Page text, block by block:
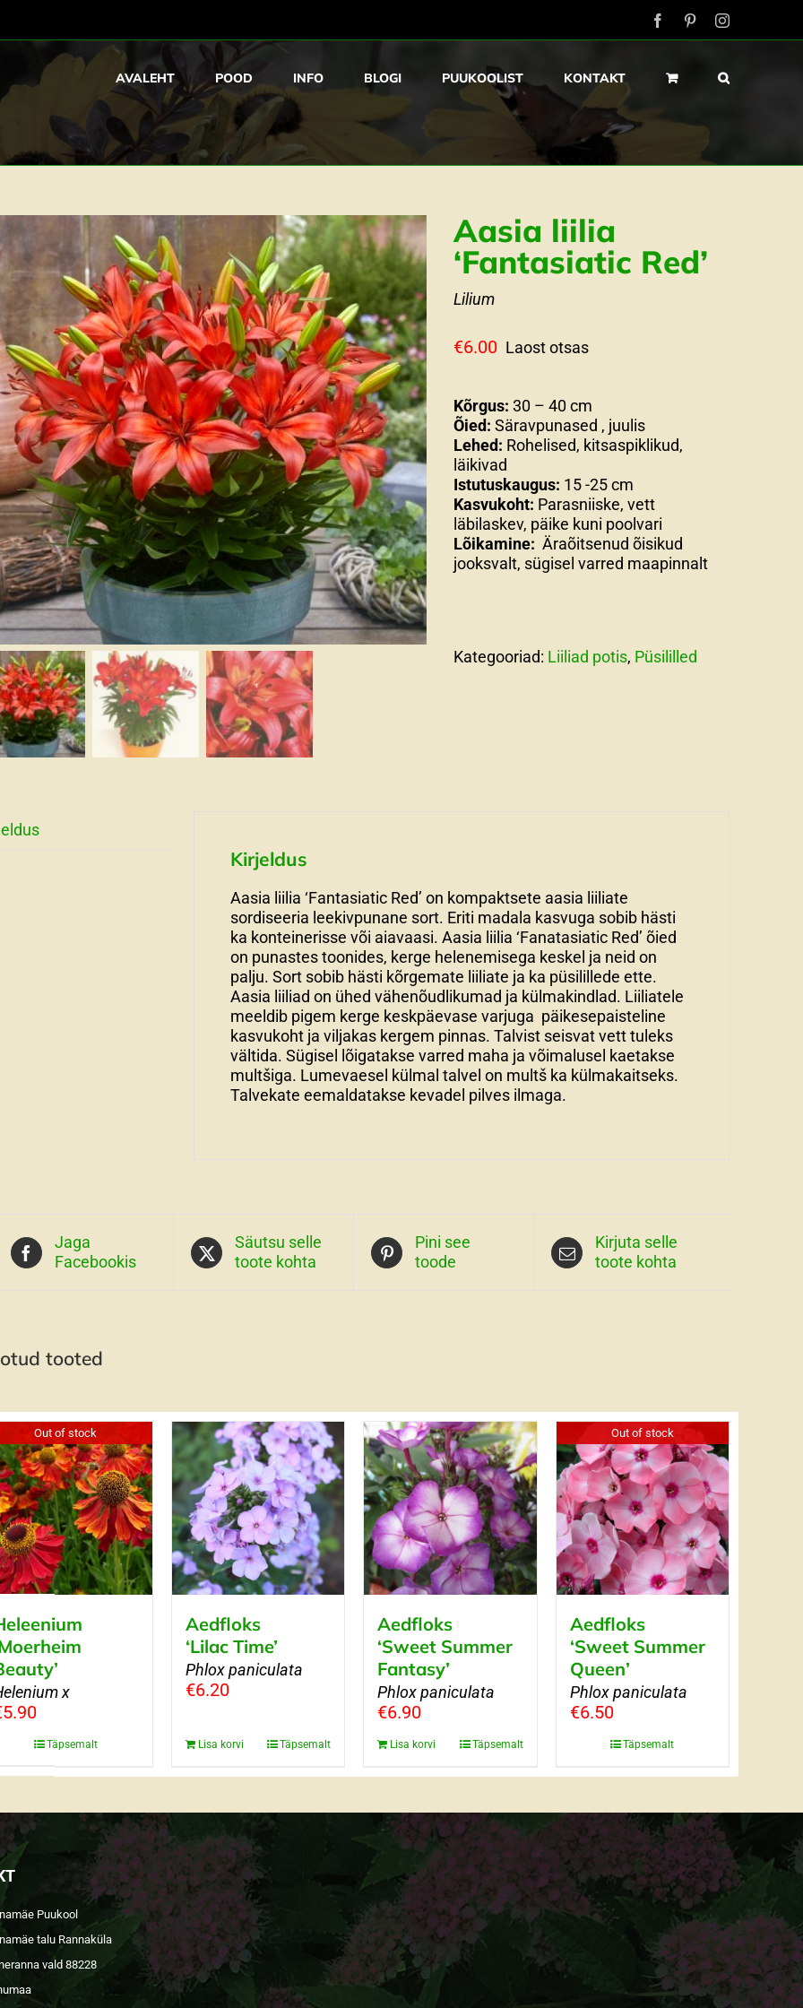
FacebookPinterestInstagram
AVALEHT POOD INFO BLOGI PUUKOOLIST KONTAKT
Aasia liilia
‘Fantasiatic Red’
Lilium
€6.00 Laost otsas
Kõrgus: 30 – 40 cm
Õied: Säravpunased , juulis
Lehed: Rohelised, kitsaspiklikud,
läikivad
Istutuskaugus: 15 -25 cm
Kasvukoht: Parasniiske, vett
läbilaskev, päike kuni poolvari
Lõikamine: Äraõitsenud õisikud
jooksvalt, sügisel varred maapinnalt
Kategooriad: Liiliad potis, Püsililled
Kirjeldus
Aasia liilia ‘Fantasiatic Red’ on kompaktsete aasia liiliate
sordiseeria leekivpunane sort. Eriti madala kasvuga sobib hästi
ka konteinerisse või aiavaasi. Aasia liilia ‘Fanatasiatic Red’ õied
on punastes toonides, kerge helenemisega keskel ja neid on
palju. Sort sobib hästi kõrgemate liiliate ja ka püsilillede ette.
Aasia liiliad on ühed vähenõudlikumad ja külmakindlad. Liiliatele
meeldib pigem kerge keskpäevase varjuga päikesepaisteline
kasvukoht ja viljakas kergem pinnas. Talvist seisvat vett tuleks
vältida. Sügisel lõigatakse varred maha ja võimalusel kaetakse
multšiga. Lumevaesel külmal talvel on multš ka külmakaitseks.
Talvekate eemaldatakse kevadel pilves ilmaga.
Jaga
Facebookis
Säutsu selle
toote kohta
Pini see
toode
Kirjuta selle
toote kohta
tooted
Out of stock
x
5.90
Täpsemalt
Aedfloks
‘Lilac Time’
Phlox paniculata
€6.20
Lisa korvi Täpsemalt
Aedfloks
‘Sweet Summer
Fantasy’
Phlox paniculata
€6.90
Lisa korvi Täpsemalt
Out of stock
Aedfloks
‘Sweet Summer
Queen’
Phlox paniculata
€6.50
Täpsemalt
Puukool
talu Rannaküla
vald 88228